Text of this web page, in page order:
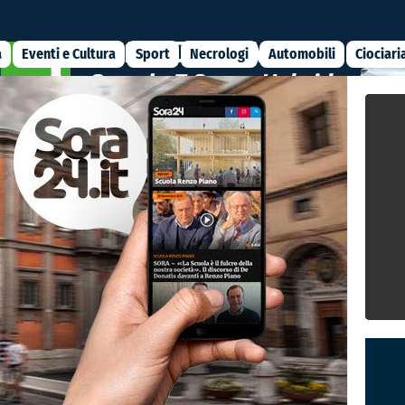
Eventi e Cultura Sport Necrologi Automobili